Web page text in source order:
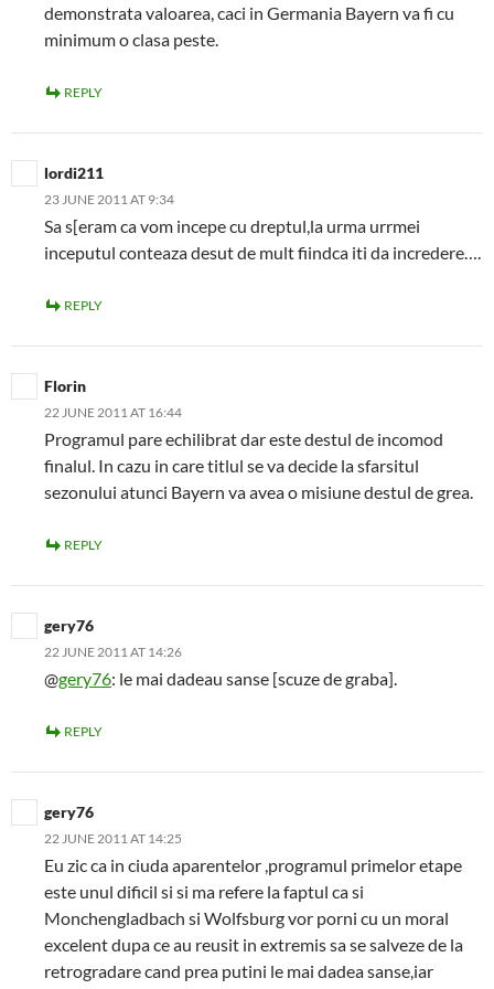
demonstrata valoarea, caci in Germania Bayern va fi cu
minimum o clasa peste.
REPLY
lordi211
23 JUNE 2011 AT 9:34
Sa s[eram ca vom incepe cu dreptul,la urma urrmei
inceputul conteaza desut de mult fiindca iti da incredere….
REPLY
Florin
22 JUNE 2011 AT 16:44
Programul pare echilibrat dar este destul de incomod
finalul. In cazu in care titlul se va decide la sfarsitul
sezonului atunci Bayern va avea o misiune destul de grea.
REPLY
gery76
22 JUNE 2011 AT 14:26
@gery76: le mai dadeau sanse [scuze de graba].
REPLY
gery76
22 JUNE 2011 AT 14:25
Eu zic ca in ciuda aparentelor ,programul primelor etape
este unul dificil si si ma refere la faptul ca si
Monchengladbach si Wolfsburg vor porni cu un moral
excelent dupa ce au reusit in extremis sa se salveze de la
retrogradare cand prea putini le mai dadea sanse,iar